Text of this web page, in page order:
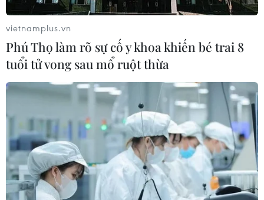
TIN CÙNG CHUYÊN MỤC
Tổng thống Iran nhấn mạnh Tehran
sẽ không bị ép buộc phải đầu hàng
08/08/2026 11:51
vietnamplus.vn
Phú Thọ làm rõ sự cố y khoa khiến bé trai 8
tuổi tử vong sau mổ ruột thừa